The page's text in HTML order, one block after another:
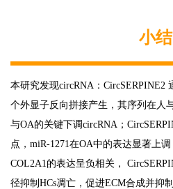
小结
本研究发现circRNA：CircSERPINE2
个外显子反向拼接产生，其序列在人
与OA的关键下调circRNA；
点，miR-1271在OA中的表达显著上调
COL2A1的表达呈负相关，
径抑制HCs凋亡，促进ECM合成并抑